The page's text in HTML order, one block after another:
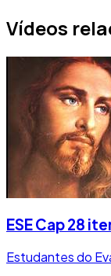
Vídeos
ESE Cap 28
Estudantes do